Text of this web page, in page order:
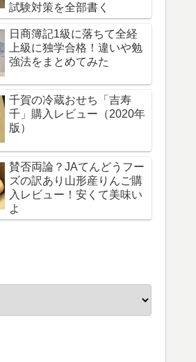
試験対策を全部書く
日商簿記1級に落ちて全経
上級に独学合格！違いや勉
強法をまとめてみた
千賀の冷蔵おせち「吉寿
千」購入レビュー（2020年
版）
賛否両論？JAてんどうフー
ズの訳あり山形産りんご購
入レビュー！安くて美味い
よ